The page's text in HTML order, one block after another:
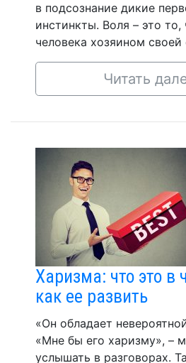
в подсознание дикие
инстинкты. Воля – это то,
человека хозяином
Читать
Харизма: что это в
как ее развить
«Он обладает
«Мне бы его харизму», –
услышать в разговорах.